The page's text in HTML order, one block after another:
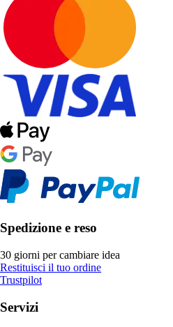
Spedizione e reso
30 giorni per cambiare idea
Restituisci il tuo ordine
Trustpilot
Servizi